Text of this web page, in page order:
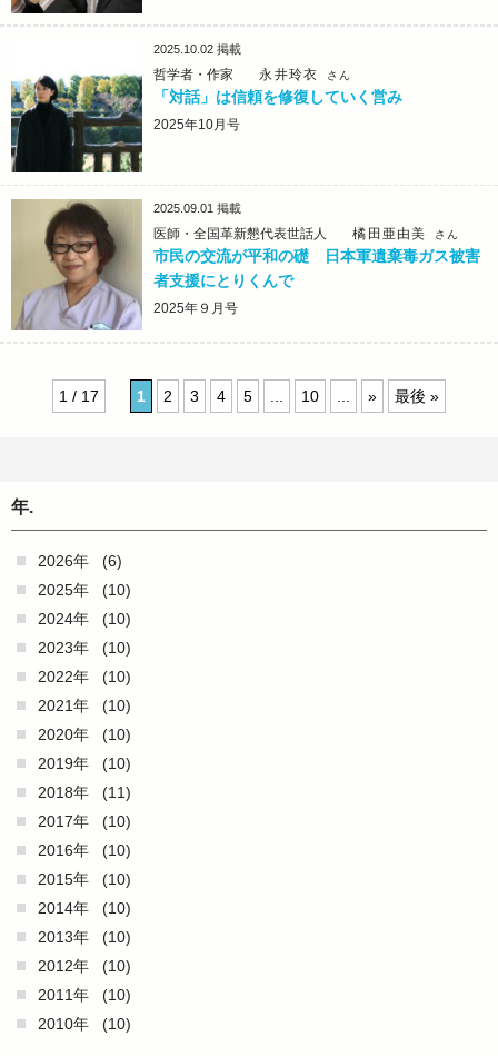
2025.10.02 掲載
哲学者・作家 永井玲衣 さん
「対話」は信頼を修復していく営み
2025年10月号
2025.09.01 掲載
医師・全国革新懇代表世話人 橘田亜由美 さん
市民の交流が平和の礎 日本軍遺棄毒ガス被害
者支援にとりくんで
2025年９月号
1 / 17 1 2 3 4 5 10 » 最後 »
年.
2026年
(6)
2025年
(10)
2024年
(10)
2023年
(10)
2022年
(10)
2021年
(10)
2020年
(10)
2019年
(10)
2018年
(11)
2017年
(10)
2016年
(10)
2015年
(10)
2014年
(10)
2013年
(10)
2012年
(10)
2011年
(10)
2010年
(10)